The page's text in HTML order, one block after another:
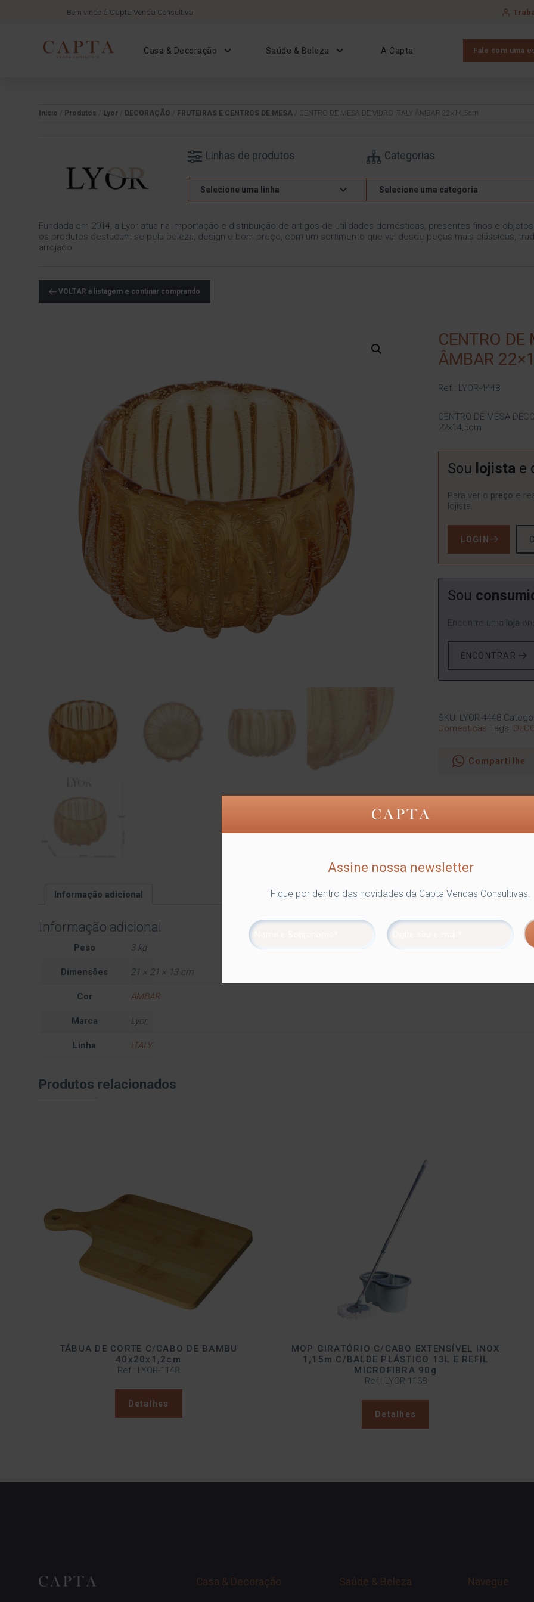
Bem vindo à Capta Venda Consultiva
Casa & Decoração Saúde & Beleza A Capta Fale com uma
Início Produtos Lyor DECORAÇÃO FRUTEIRAS E CENTROS DE MESA/ CENTRO DE MESA DE VIDRO ITALY ÂMBAR 22×14,5cm
Linhas de produtos
Selecione uma linha
Categorias
Selecione uma categoria
Fundada em 2014, a Lyor atua na importação e distribuição de artigos de utilidades domésticas, presentes finos e
os produtos destacam-se pela beleza, design e bom preço, com um sortimento que vai desde peças mais clássicas,
arrojado.
VOLTAR à listagem e continar comprando
CENTRO DE
ÂMBAR
Ref.: LYOR-4448
CENTRO DE MESA
22×14,5cm
Sou lojista e
Para ver o preço e
lojista.
LOGIN
Sou
Encontre uma loja
ENCONTRAR
SKU: LYOR-4448
Domésticas Tags:
Compartilhe
Informação adicional
Informação adicional
Peso 3 kg
Dimensões 21 × 21 × 13 cm
Cor ÂMBAR
Marca Lyor
Linha ITALY
Produtos relacionados
TÁBUA DE CORTE C/CABO DE BAMBU
40x20x1,2cm
Ref.: LYOR-1148
Detalhes
MOP GIRATÓRIO C/CABO EXTENSÍVEL INOX
1,15m C/BALDE PLÁSTICO 13L E REFIL
MICROFIBRA 90g
Ref.: LYOR-1138
Detalhes
Casa & Decoração Saúde & Beleza Navegue
Assine nossa newsletter
Fique por dentro das novidades da Capta Vendas Consultivas.